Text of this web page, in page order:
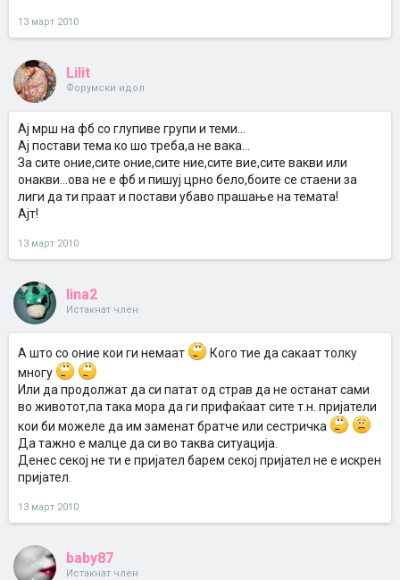
13 март 2010
Lilit
Форумски идол
Ај мрш на фб со глупиве групи и теми...
Ај постави тема ко шо треба,а не вака...
За сите оние,сите оние,сите ние,сите вие,сите вакви или
онакви...ова не е фб и пишуј црно бело,боите се стаени за
лиги да ти праат и постави убаво прашање на темата!
Ајт!
13 март 2010
lina2
Истакнат член
А што со оние кои ги немаат
Кого тие да сакаат толку
многу
Или да продолжат да си патат од страв да не останат сами
во животот,па така мора да ги прифаќаат сите т.н. пријатели
кои би можеле да им заменат братче или сестричка
Да тажно е малце да си во таква ситуација.
Денес секој не ти е пријател барем секој пријател не е искрен
пријател.
13 март 2010
baby87
Истакнат член